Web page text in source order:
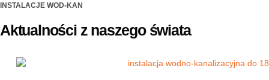
INSTALACJE WOD-KAN
Aktualności z naszego świata